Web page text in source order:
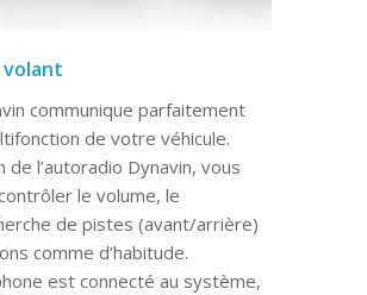
volant
communique parfaitement
de votre véhicule.
de l’autoradio Dynavin, vous
le volume, le
de pistes (avant/arrière)
comme d’habitude.
est connecté au système,